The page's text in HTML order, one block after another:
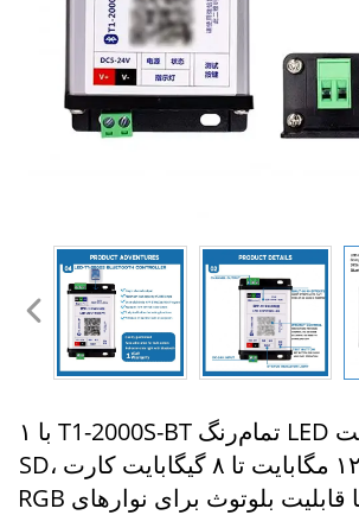
کنترلر ارزان‌قیمت LED تمام‌رنگ T1-2000S-BT با ۱
پورت، حافظه ۱۲۸ مگابایت تا ۸ گیگابایت کارت SD،
۹۸ تنظیم رنگ، با قابلیت بلوتوث برای نوارهای RGB